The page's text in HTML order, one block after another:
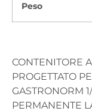
Peso
CONTENITORE
PROGETTATO
GASTRONORM
PERMANENTE